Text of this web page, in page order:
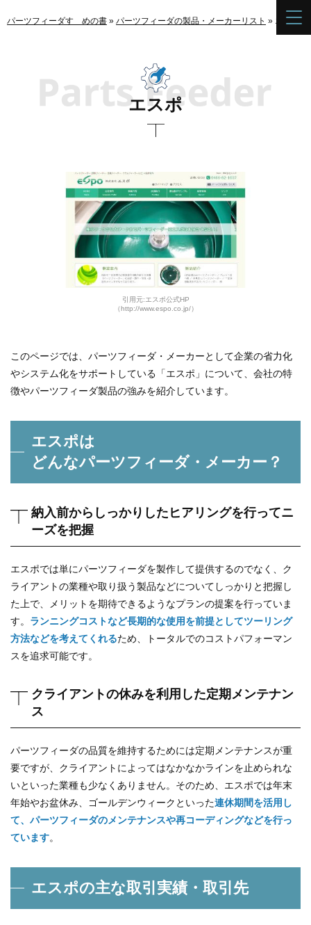
パーツフィーダすゝめの書 » パーツフィーダの製品・メーカーリスト » エスポ
エスポ
引用元:エスポ公式HP
（http://www.espo.co.jp/）
このページでは、パーツフィーダ・メーカーとして企業の省力化
やシステム化をサポートしている「エスポ」について、会社の特
徴やパーツフィーダ製品の強みを紹介しています。
エスポは
どんなパーツフィーダ・メーカー？
納入前からしっかりしたヒアリングを行ってニ
ーズを把握
エスポでは単にパーツフィーダを製作して提供するのでなく、ク
ライアントの業種や取り扱う製品などについてしっかりと把握し
た上で、メリットを期待できるようなプランの提案を行っていま
す。 ランニングコストなど長期的な使用を前提としてツーリング
方法などを考えてくれるため、トータルでのコストパフォーマン
スを追求可能です。
クライアントの休みを利用した定期メンテナン
ス
パーツフィーダの品質を維持するためには定期メンテナンスが重
要ですが、クライアントによってはなかなかラインを止められな
いといった業種も少なくありません。そのため、エスポでは年末
年始やお盆休み、ゴールデンウィークといった連休期間を活用し
て、パーツフィーダのメンテナンスや再コーディングなどを行っ
ています。
エスポの主な取引実績・取引先